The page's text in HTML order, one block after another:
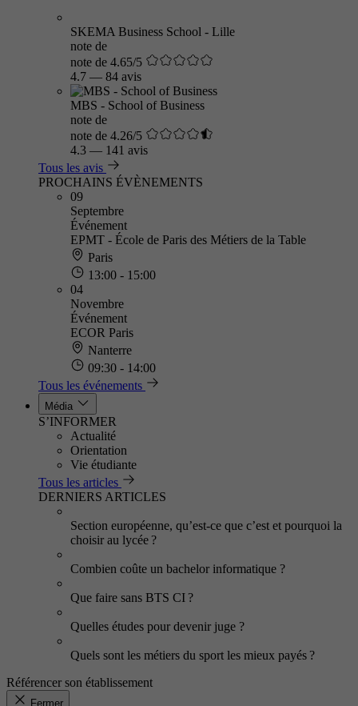
SKEMA Business School - Lille
note de
note de 4.65/5
4.7 — 84 avis
MBS - School of Business
note de
note de 4.26/5
4.3 — 141 avis
Tous les avis
PROCHAINS ÉVÈNEMENTS
09
Septembre
Événement
EPMT - École de Paris des Métiers de la Table
Paris
13:00 - 15:00
04
Novembre
Événement
ECOR Paris
Nanterre
09:30 - 14:00
Tous les événements
Média
S’INFORMER
Actualité
Orientation
Vie étudiante
Tous les articles
DERNIERS ARTICLES
Section européenne, qu’est-ce que c’est et pourquoi la
choisir au lycée ?
Combien coûte un bachelor informatique ?
Que faire sans BTS CI ?
Quelles études pour devenir juge ?
Quels sont les métiers du sport les mieux payés ?
Référencer son établissement
Fermer